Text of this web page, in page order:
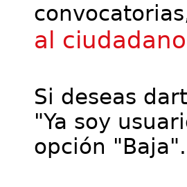
al ciudadano
Si deseas
"Ya soy
opción "Baja".